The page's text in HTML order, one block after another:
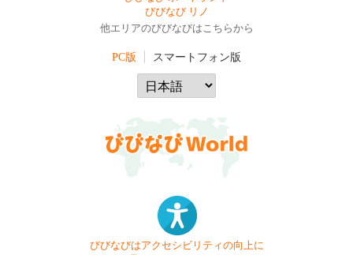
びびなび リノ
他エリアのびびなびはこちらから
PC版 スマートフォン版
びびなびはアクセシビリティの向上に